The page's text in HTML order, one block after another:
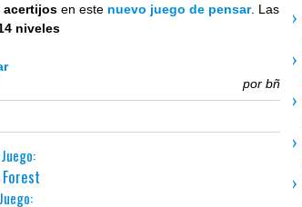
acertijos en este nuevo juego de pensar. Las
niveles
por bñ